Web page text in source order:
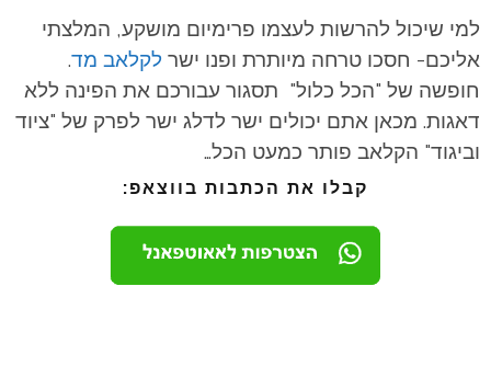
למי שיכול להרשות לעצמו פרימיום מושקע, המלצתי
אליכם- חסכו טרחה מיותרת ופנו ישר לקלאב מד.
חופשה של "הכל כלול" תסגור עבורכם את הפינה ללא
דאגות. מכאן אתם יכולים ישר לדלג ישר לפרק של "ציוד
וביגוד" הקלאב פותר כמעט הכל…
קבלו את הכתבות בווצאפ: